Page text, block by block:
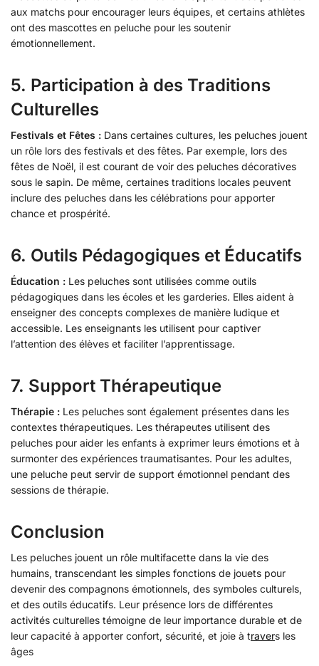
aux matchs pour encourager leurs équipes, et certains athlètes
ont des mascottes en peluche pour les soutenir
émotionnellement.
5. Participation à des Traditions
Culturelles
Festivals et Fêtes : Dans certaines cultures, les peluches jouent
un rôle lors des festivals et des fêtes. Par exemple, lors des
fêtes de Noël, il est courant de voir des peluches décoratives
sous le sapin. De même, certaines traditions locales peuvent
inclure des peluches dans les célébrations pour apporter
chance et prospérité.
6. Outils Pédagogiques et Éducatifs
Éducation : Les peluches sont utilisées comme outils
pédagogiques dans les écoles et les garderies. Elles aident à
enseigner des concepts complexes de manière ludique et
accessible. Les enseignants les utilisent pour captiver
l’attention des élèves et faciliter l’apprentissage.
7. Support Thérapeutique
Thérapie : Les peluches sont également présentes dans les
contextes thérapeutiques. Les thérapeutes utilisent des
peluches pour aider les enfants à exprimer leurs émotions et à
surmonter des expériences traumatisantes. Pour les adultes,
une peluche peut servir de support émotionnel pendant des
sessions de thérapie.
Conclusion
Les peluches jouent un rôle multifacette dans la vie des
humains, transcendant les simples fonctions de jouets pour
devenir des compagnons émotionnels, des symboles culturels,
et des outils éducatifs. Leur présence lors de différentes
activités culturelles témoigne de leur importance durable et de
leur capacité à apporter confort, sécurité, et joie à travers les
âges